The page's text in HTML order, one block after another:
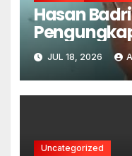
Hasan
Febri
Semangat
Korupsi
JUL 18, 2026
Uncategorized